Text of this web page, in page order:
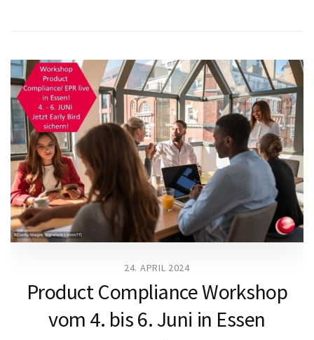
24. APRIL 2024
Product Compliance Workshop
vom 4. bis 6. Juni in Essen